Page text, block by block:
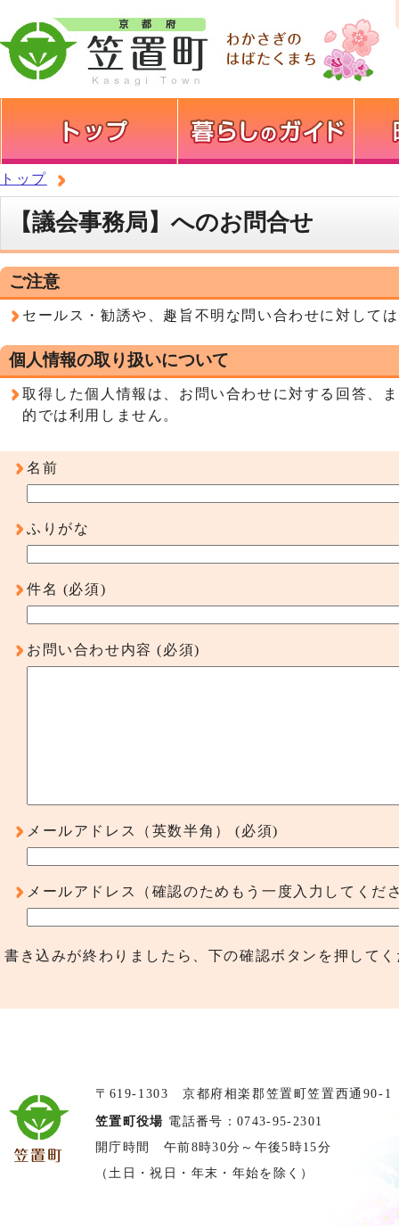
トップ
【議会事務局】へのお問合せ
ご注意
セールス・勧誘や、趣旨不明な問い合わせに対して
個人情報の取り扱いについて
取得した個人情報は、お問い合わせに対する回答、
的では利用しません。
名前
ふりがな
件名 (必須)
お問い合わせ内容 (必須)
メールアドレス（英数半角） (必須)
メールアドレス（確認のためもう一度入力してくだ
書き込みが終わりましたら、下の確認ボタンを押して
〒619-1303 京都府相楽郡笠置町笠置西通90-1
笠置町役場 電話番号：0743-95-2301
開庁時間 午前8時30分～午後5時15分
（土日・祝日・年末・年始を除く）